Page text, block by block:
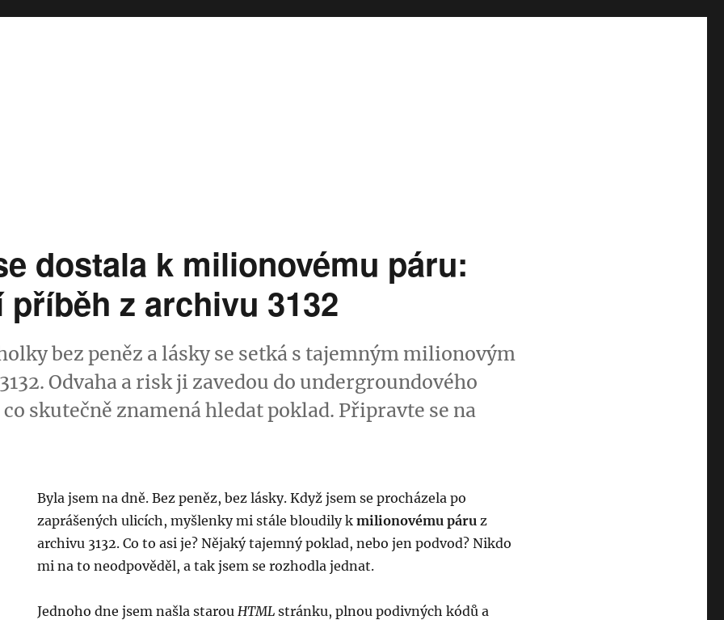
dostala k milionovému páru:
z archivu 3132
bez peněz a lásky se setká s tajemným milionovým
Odvaha a risk ji zavedou do undergroundového
skutečně znamená hledat poklad. Připravte se na
Byla jsem na dně. Bez peněz, bez lásky. Když jsem se procházela po
zaprášených ulicích, myšlenky mi stále bloudily kmilionovému páru z
archivu 3132. Co to asi je? Nějaký tajemný poklad, nebo jen podvod? Nikdo
mi na to neodpověděl, a tak jsem se rozhodla jednat.
Jednoho dne jsem našla starouHTML stránku, plnou podivných kódů a